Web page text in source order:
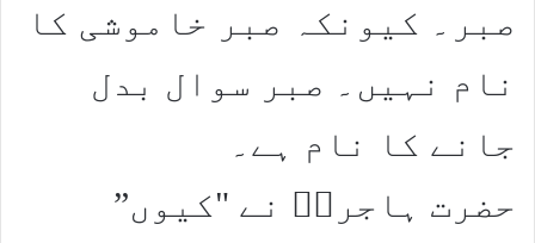
صبر۔ کیونکہ صبر خاموشی کا
نام نہیں۔ صبر سوال بدل
جانے کا نام ہے۔
حضرت ہاجرہؑ نے "کیوں”